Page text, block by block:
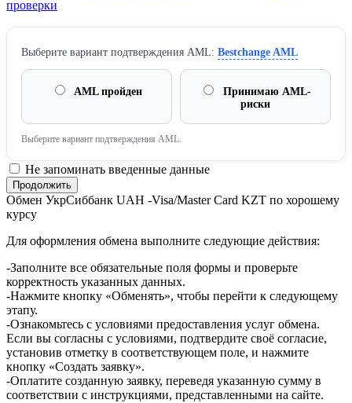
проверки
Выберите вариант подтверждения AML: Bestchange AML
AML пройден
Принимаю AML-
риски
Выберите вариант подтверждения AML.
Не запоминать введенные данные
Обмен УкрСиббанк UAH -Visa/Master Card KZT по хорошему
курсу
Для оформления обмена выполните следующие действия:
-Заполните все обязательные поля формы и проверьте
корректность указанных данных.
-Нажмите кнопку «Обменять», чтобы перейти к следующему
этапу.
-Ознакомьтесь с условиями предоставления услуг обмена.
Если вы согласны с условиями, подтвердите своё согласие,
установив отметку в соответствующем поле, и нажмите
кнопку «Создать заявку».
-Оплатите созданную заявку, переведя указанную сумму в
соответствии с инструкциями, представленными на сайте.